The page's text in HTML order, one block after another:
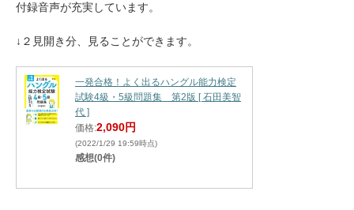
付録音声が充実しています。
↓２見開き分、見ることができます。
一発合格！よく出るハングル能力検定
試験4級・5級問題集 第2版 [ 石田美智
代 ]
価格:2,090円
(2022/1/29 19:59時点)
感想(0件)